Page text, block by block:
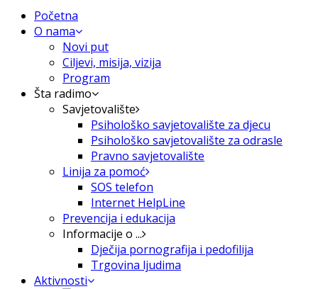
Početna
O nama
Novi put
Ciljevi, misija, vizija
Program
Šta radimo
Savjetovalište
Psihološko savjetovalište za djecu
Psihološko savjetovalište za odrasle
Pravno savjetovalište
Linija za pomoć
SOS telefon
Internet HelpLine
Prevencija i edukacija
Informacije o ...
Dječija pornografija i pedofilija
Trgovina ljudima
Aktivnosti